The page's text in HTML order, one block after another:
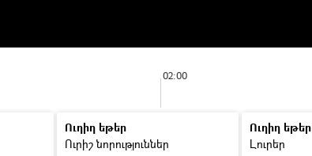
02:00
Ուղիղ եթեր
Ուրիշ նորություններ
Ուղիղ եթեր
Լուրեր